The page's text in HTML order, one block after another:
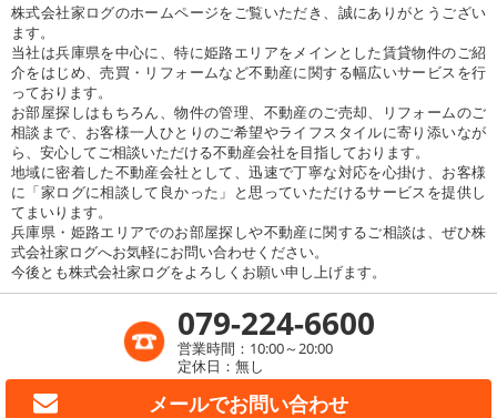
株式会社家ログのホームページをご覧いただき、誠にありがとうござい
ます。
当社は兵庫県を中心に、特に姫路エリアをメインとした賃貸物件のご紹
介をはじめ、売買・リフォームなど不動産に関する幅広いサービスを行
っております。
お部屋探しはもちろん、物件の管理、不動産のご売却、リフォームのご
相談まで、お客様一人ひとりのご希望やライフスタイルに寄り添いなが
ら、安心してご相談いただける不動産会社を目指しております。
地域に密着した不動産会社として、迅速で丁寧な対応を心掛け、お客様
に「家ログに相談して良かった」と思っていただけるサービスを提供し
てまいります。
兵庫県・姫路エリアでのお部屋探しや不動産に関するご相談は、ぜひ株
式会社家ログへお気軽にお問い合わせください。
今後とも株式会社家ログをよろしくお願い申し上げます。
079-224-6600
営業時間：10:00～20:00
定休日：無し
メールでお問い合わせ